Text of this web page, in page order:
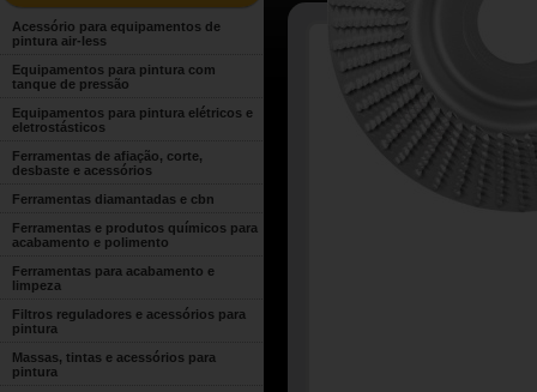
Acessório para equipamentos de
pintura air-less
Equipamentos para pintura com
tanque de pressão
Equipamentos para pintura elétricos e
eletrostásticos
Ferramentas de afiação, corte,
desbaste e acessórios
Ferramentas diamantadas e cbn
Ferramentas e produtos químicos para
acabamento e polimento
Ferramentas para acabamento e
limpeza
Filtros reguladores e acessórios para
pintura
Massas, tintas e acessórios para
pintura